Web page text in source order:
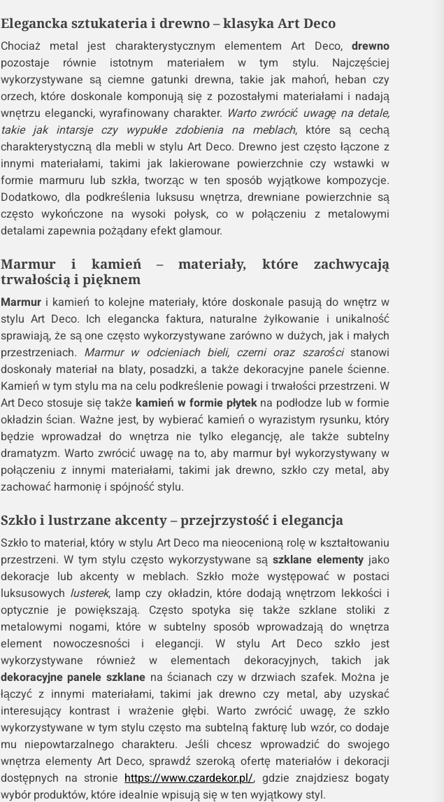
Elegancka sztukateria i drewno – klasyka Art Deco
Chociaż metal jest charakterystycznym elementem Art Deco, drewno
pozostaje równie istotnym materiałem w tym stylu. Najczęściej
wykorzystywane są ciemne gatunki drewna, takie jak mahoń, heban czy
orzech, które doskonale komponują się z pozostałymi materiałami i nadają
wnętrzu elegancki, wyrafinowany charakter. Warto zwrócić uwagę na detale,
takie jak intarsje czy wypukłe zdobienia na meblach, które są cechą
charakterystyczną dla mebli w stylu Art Deco. Drewno jest często łączone z
innymi materiałami, takimi jak lakierowane powierzchnie czy wstawki w
formie marmuru lub szkła, tworząc w ten sposób wyjątkowe kompozycje.
Dodatkowo, dla podkreślenia luksusu wnętrza, drewniane powierzchnie są
często wykończone na wysoki połysk, co w połączeniu z metalowymi
detalami zapewnia pożądany efekt glamour.
Marmur i kamień – materiały, które zachwycają
trwałością i pięknem
Marmuri kamień to kolejne materiały, które doskonale pasują do wnętrz w
stylu Art Deco. Ich elegancka faktura, naturalne żyłkowanie i unikalność
sprawiają, że są one często wykorzystywane zarówno w dużych, jak i małych
przestrzeniach. Marmur w odcieniach bieli, czerni oraz szarościstanowi
doskonały materiał na blaty, posadzki, a także dekoracyjne panele ścienne.
Kamień w tym stylu ma na celu podkreślenie powagi i trwałości przestrzeni. W
Art Deco stosuje się także kamień w formie płytekna podłodze lub w formie
okładzin ścian. Ważne jest, by wybierać kamień o wyrazistym rysunku, który
będzie wprowadzał do wnętrza nie tylko elegancję, ale także subtelny
dramatyzm. Warto zwrócić uwagę na to, aby marmur był wykorzystywany w
połączeniu z innymi materiałami, takimi jak drewno, szkło czy metal, aby
zachować harmonię i spójność stylu.
Szkło i lustrzane akcenty – przejrzystość i elegancja
Szkło to materiał, który w stylu Art Deco ma nieocenioną rolę w kształtowaniu
przestrzeni. W tym stylu często wykorzystywane są szklane elementyjako
dekoracje lub akcenty w meblach. Szkło może występować w postaci
luksusowych lusterek, lamp czy okładzin, które dodają wnętrzom lekkości i
optycznie je powiększają. Często spotyka się także szklane stoliki z
metalowymi nogami, które w subtelny sposób wprowadzają do wnętrza
element nowoczesności i elegancji. W stylu Art Deco szkło jest
wykorzystywane również w elementach dekoracyjnych, takich jak
dekoracyjne panele szklanena ścianach czy w drzwiach szafek. Można je
łączyć z innymi materiałami, takimi jak drewno czy metal, aby uzyskać
interesujący kontrast i wrażenie głębi. Warto zwrócić uwagę, że szkło
wykorzystywane w tym stylu często ma subtelną fakturę lub wzór, co dodaje
mu niepowtarzalnego charakteru. Jeśli chcesz wprowadzić do swojego
wnętrza elementy Art Deco, sprawdź szeroką ofertę materiałów i dekoracji
dostępnych na stroniehttps://www.czardekor.pl/, gdzie znajdziesz bogaty
wybór produktów, które idealnie wpisują się w ten wyjątkowy styl.